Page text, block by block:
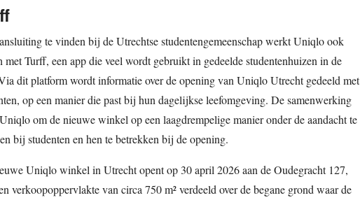
te vinden bij de Utrechtse studentengemeenschap werkt Uniqlo ook
met Turff, een app die veel wordt gebruikt in gedeelde studentenhuizen in de
dit platform wordt informatie over de opening van Uniqlo Utrecht gedeeld met
op een manier die past bij hun dagelijkse leefomgeving. De samenwerking
om de nieuwe winkel op een laagdrempelige manier onder de aandacht te
bij studenten en hen te betrekken bij de opening.
Uniqlo winkel in Utrecht opent op 30 april 2026 aan de Oudegracht 127,
verkoopoppervlakte van circa 750 m² verdeeld over de begane grond waar de